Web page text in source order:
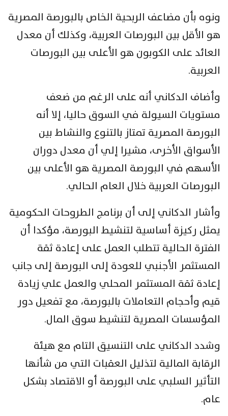
ونوه بأن مضاعف الربحية الخاص بالبورصة المصرية
هو الأقل بين البورصات العربية، وكذلك أن معدل
العائد على الكوبون هو الأعلى بين البورصات
العربية.
وأضاف الدكاني أنه على الرغم من ضعف
مستويات السيولة في السوق حاليا، إلا أنه
البورصة المصرية تمتاز بالتنوع والنشاط بين
الأسواق الأخرى، مشيرا إلي أن معدل دوران
الأسهم في البورصة المصرية هو الأعلى بين
البورصات العربية خلال العام الحالي.
وأشار الدكاني إلى أن برنامج الطروحات الحكومية
يمثل ركيزة أساسية لتنشيط البورصة، مؤكدا أن
الفترة الحالية تتطلب العمل على إعادة ثقة
المستثمر الأجنبي للعودة إلى البورصة إلى جانب
إعادة ثقة المستثمر المحلي والعمل علي زيادة
قيم وأحجام التعاملات بالبورصة، مع تفعيل دور
المؤسسات المصرية لتنشيط سوق المال.
وشدد الدكاني على التنسيق التام مع هيئة
الرقابة المالية لتذليل العقبات التي من شأنها
التأثير السلبي على البورصة أو الاقتصاد بشكل
عام.